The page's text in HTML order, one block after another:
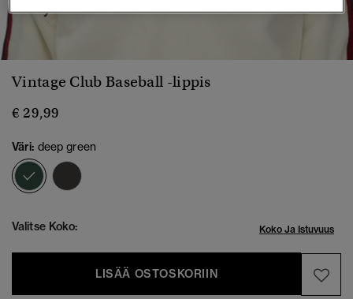
1 2 3 4 5
Vintage Club Baseball -lippis
€ 29,99
Väri: deep green
valittu
Valitse Koko: Koko Ja Istuvuus
LISÄÄ OSTOSKORIIN